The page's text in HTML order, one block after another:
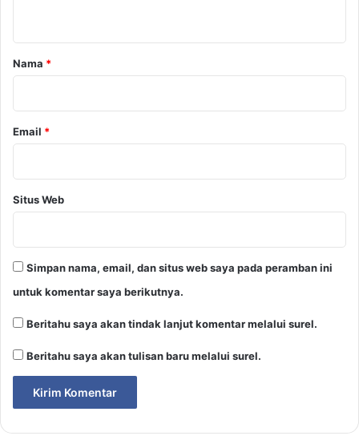
rNama *
Email *
Situs Web
Simpan nama, email, dan situs web saya pada peramban ini
untuk komentar saya berikutnya.
Beritahu saya akan tindak lanjut komentar melalui surel.
Beritahu saya akan tulisan baru melalui surel.